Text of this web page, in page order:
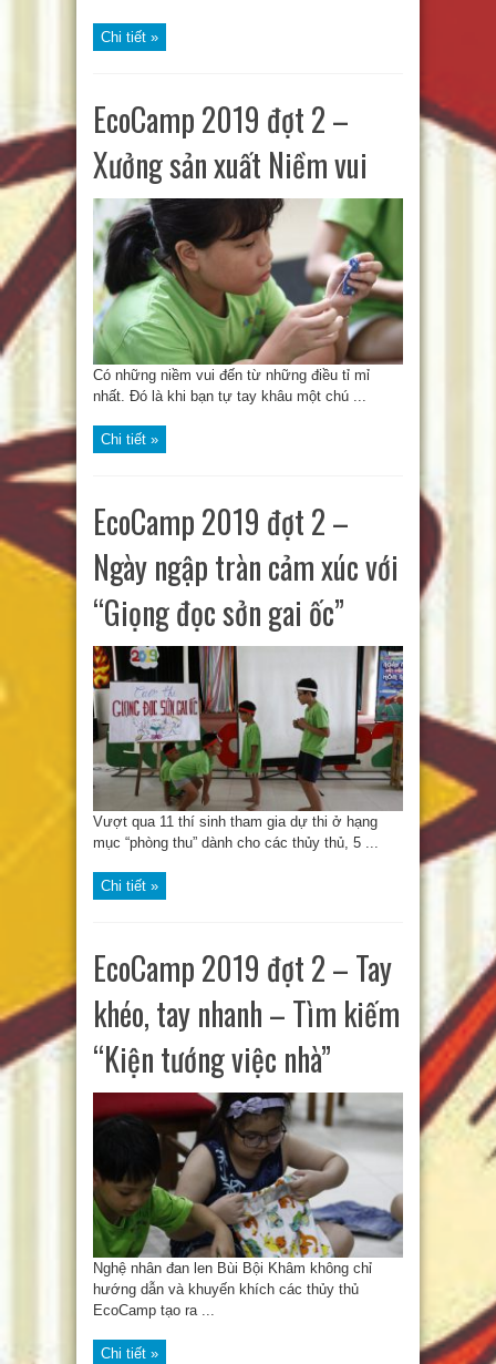
Chi tiết »
EcoCamp 2019 đợt 2 –
Xưởng sản xuất Niềm vui
Có những niềm vui đến từ những điều tỉ mỉ
nhất. Đó là khi bạn tự tay khâu một chú ...
Chi tiết »
EcoCamp 2019 đợt 2 –
Ngày ngập tràn cảm xúc với
“Giọng đọc sởn gai ốc”
Vượt qua 11 thí sinh tham gia dự thi ở hạng
mục “phòng thu” dành cho các thủy thủ, 5 ...
Chi tiết »
EcoCamp 2019 đợt 2 – Tay
khéo, tay nhanh – Tìm kiếm
“Kiện tướng việc nhà”
Nghệ nhân đan len Bùi Bội Khâm không chỉ
hướng dẫn và khuyến khích các thủy thủ
EcoCamp tạo ra ...
Chi tiết »